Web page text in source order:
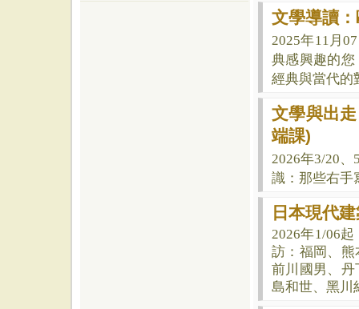
文學導讀
2025年11月
典感興趣的
經典與當代的
文學與出
端課)
2026年3/20
識：那些右手
日本現代
2026年1/06
訪：福岡、
前川國男、
島和世、黑